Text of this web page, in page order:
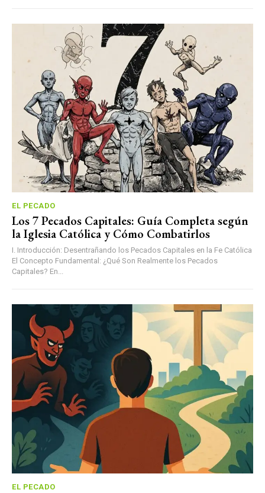
EL PECADO
Los 7 Pecados Capitales: Guía Completa según
la Iglesia Católica y Cómo Combatirlos
I. Introducción: Desentrañando los Pecados Capitales en la Fe Católica
El Concepto Fundamental: ¿Qué Son Realmente los Pecados
Capitales? En...
EL PECADO